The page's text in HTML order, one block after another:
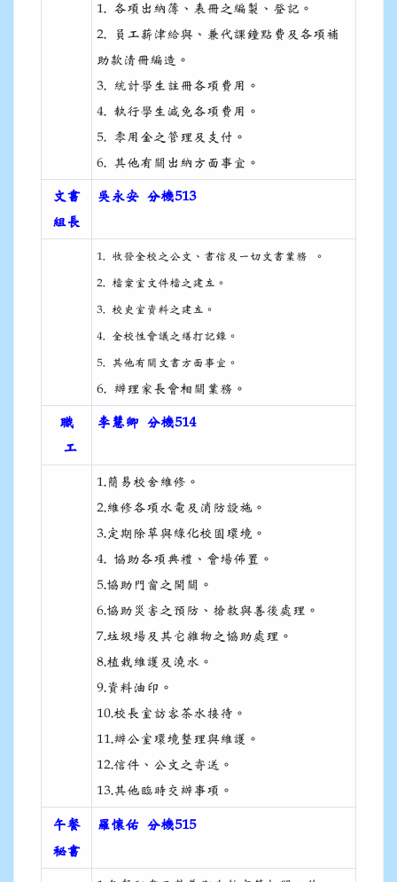
1. 各項出納簿、表冊之編製、登記。
2. 員工薪津給與、兼代課鐘點費及各項補
助款清冊編造。
3. 統計學生註冊各項費用。
4. 執行學生減免各項費用。
5. 零用金之管理及支付。
6. 其他有關出納方面事宜。
文書
組長
吳永安 分機513
1. 收發全校之公文、書信及一切文書業務 。
2. 檔案室文件檔之建立。
3. 校史室資料之建立。
4. 全校性會議之繕打記錄。
5. 其他有關文書方面事宜。
6. 辦理家長會相關業務。
職
工
李慧卿 分機514
1.簡易校舍維修。
2.維修各項水電及消防設施。
3.定期除草與綠化校園環境。
4. 協助各項典禮、會場佈置。
5.協助門窗之開關。
6.協助災害之預防、搶救與善後處理。
7.垃圾場及其它雜物之協助處理。
8.植栽維護及澆水。
9.資料油印。
10.校長室訪客茶水接待。
11.辦公室環境整理與維護。
12.信件、公文之寄送。
13.其他臨時交辦事項。
午餐
秘書
羅懷佑 分機515